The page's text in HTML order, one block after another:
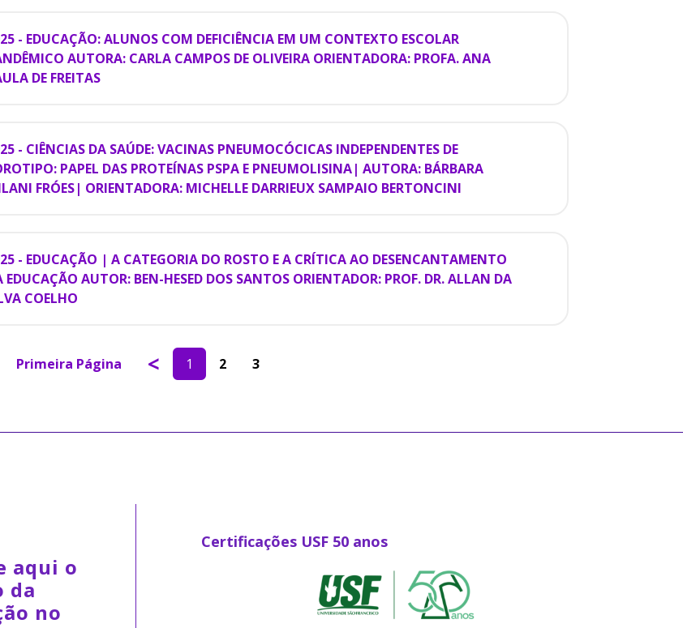
- EDUCAÇÃO: ALUNOS COM DEFICIÊNCIA EM UM CONTEXTO ESCOLAR
AUTORA: CARLA CAMPOS DE OLIVEIRA ORIENTADORA: PROFA. ANA
DE FREITAS
- CIÊNCIAS DA SAÚDE: VACINAS PNEUMOCÓCICAS INDEPENDENTES DE
PAPEL DAS PROTEÍNAS PSPA E PNEUMOLISINA| AUTORA: BÁRBARA
FRÓES| ORIENTADORA: MICHELLE DARRIEUX SAMPAIO BERTONCINI
- EDUCAÇÃO | A CATEGORIA DO ROSTO E A CRÍTICA AO DESENCANTAMENTO
EDUCAÇÃO AUTOR: BEN-HESED DOS SANTOS ORIENTADOR: PROF. DR. ALLAN DA
COELHO
Primeira Página < 1 2 3
aqui o
da
no
Certificações USF 50 anos